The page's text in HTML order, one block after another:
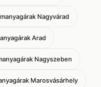
Nagyvárad
Arad
Nagyszeben
Marosvásárhely